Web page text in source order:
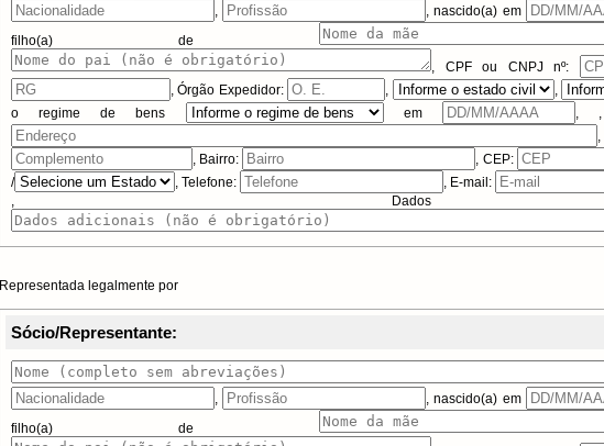
,
, nascido(a) em
filho(a) de
,
CPF ou CNPJnº:
,Órgão Expedidor: , ,
o regime de bens
em ,
, Bairro:
, CEP:
/
, Telefone:
, E-mail:
, Dados
Representada legalmente por
Sócio/Representante:
,
, nascido(a) em
filho(a) de